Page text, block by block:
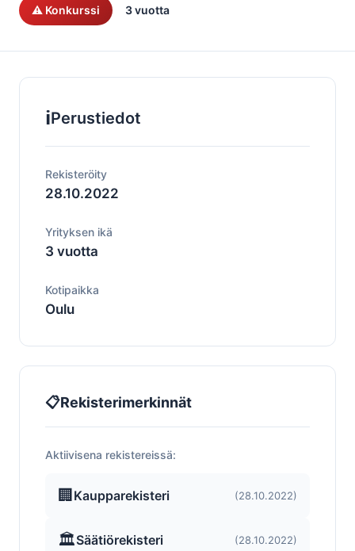
⚠️ Konkurssi 3 vuotta
ℹ️Perustiedot
Rekisteröity
28.10.2022
Yrityksen ikä
3 vuotta
Kotipaikka
Oulu
📋Rekisterimerkinnät
Aktiivisena rekistereissä:
🏢 Kaupparekisteri (28.10.2022)
🏛️Säätiörekisteri (28.10.2022)